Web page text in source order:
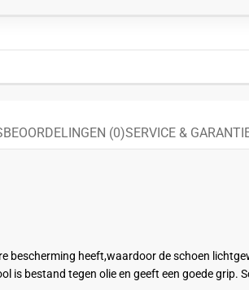
BEOORDELINGEN (0)SERVICE &
bescherming heeft,waardoorde schoen
is bestand tegen olie en geeft een goede grip.